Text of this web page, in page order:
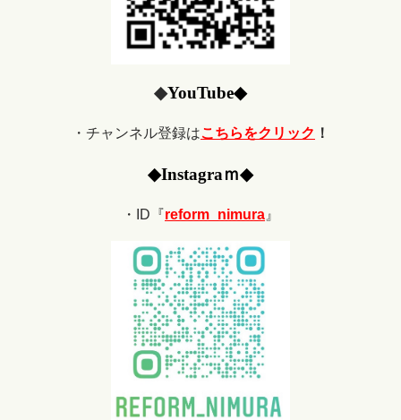
◆YouTube◆
・チャンネル登録はこちらをクリック ！
◆Instagraｍ◆
・ID『 reform_nimura』